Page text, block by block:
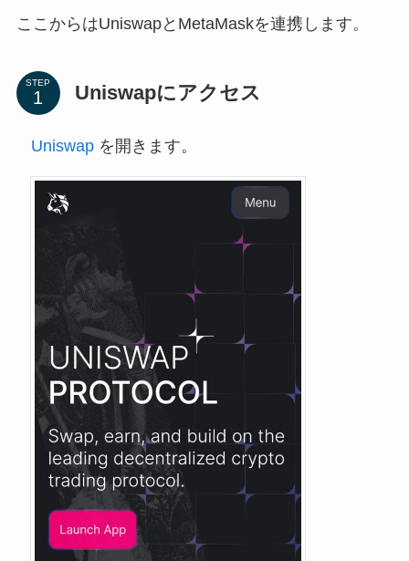
ここからはUniswapとMetaMaskを連携します。
STEP Uniswapにアクセス
Uniswapを開きます。